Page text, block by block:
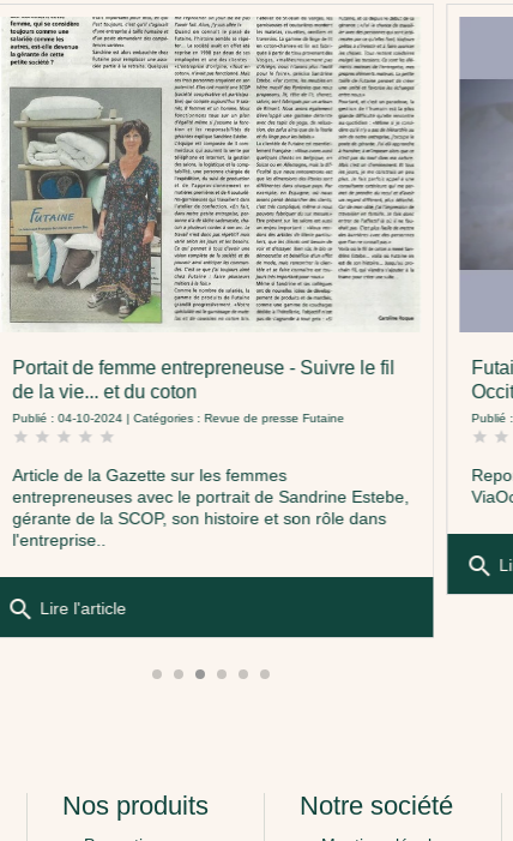
Portait de femme entrepreneuse - Suivre le fil
de la vie... et du coton
Publié : 04-10-2024 | Catégories :Revue de presse Futaine
star star star star star
Article de la Gazette sur les femmes
entrepreneuses avec le portrait de Sandrine Estebe,
gérante de la SCOP, son histoire et son rôle dans
l'entreprise..
search Lire l'article
Publié
star star
search
Nos produits Notre société